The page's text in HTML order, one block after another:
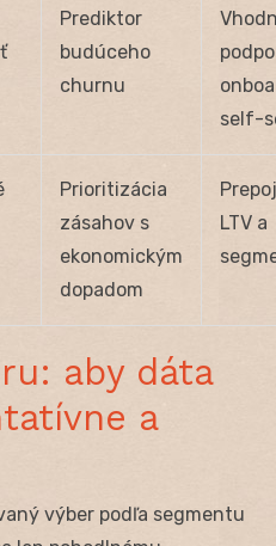
Prediktor
budúceho
churnu
self-
Prioritizácia
zásahov s
ekonomickým
dopadom
LTV a
aby dáta
a
výber podľa segmentu